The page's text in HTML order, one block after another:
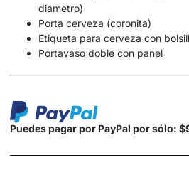
diametro)
Porta cerveza (coronita)
Etiqueta para cerveza con
Portavaso doble con panel
Puedes pagar por PayPal por sólo: